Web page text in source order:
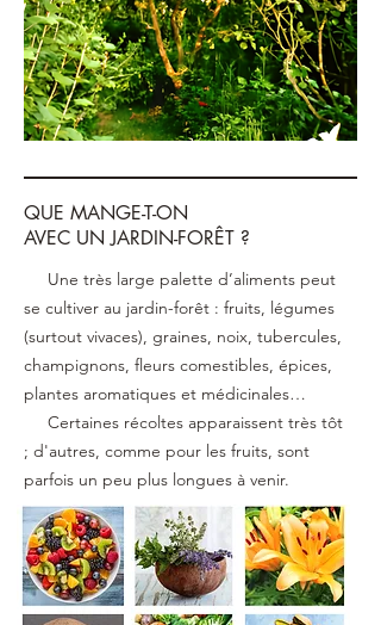
QUE MANGE-T-ON
AVEC UN JARDIN-FORÊT ?
Une très large palette d’aliments peut
se cultiver au jardin-forêt : fruits, légumes
(surtout vivaces), graines, noix, tubercules,
champignons, fleurs comestibles, épices,
plantes aromatiques et médicinales…
Certaines récoltes apparaissent très tôt
; d'autres, comme pour les fruits, sont
parfois un peu plus longues à venir.